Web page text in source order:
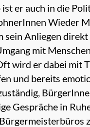
er auch in die
Wieder
sein Anliegen
mit
wird er dabei mit
und bereits
Gespräche in